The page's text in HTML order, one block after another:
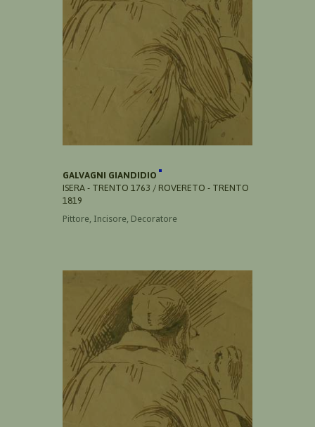
GALVAGNI GIANDIDIO
ISERA - TRENTO 1763 / ROVERETO - TRENTO
1819
Pittore, Incisore, Decoratore